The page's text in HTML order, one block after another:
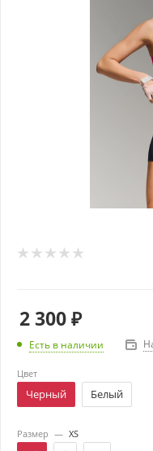
2 300₽
Есть в наличии
Цвет
Черный Белый
Размер — XS